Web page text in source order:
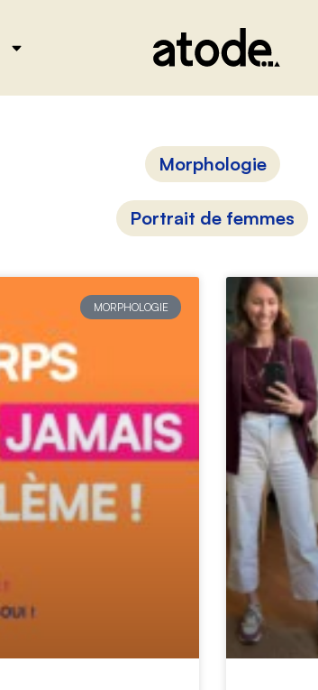
Morphologie
Portrait de femmes
MORPHOLOGIE